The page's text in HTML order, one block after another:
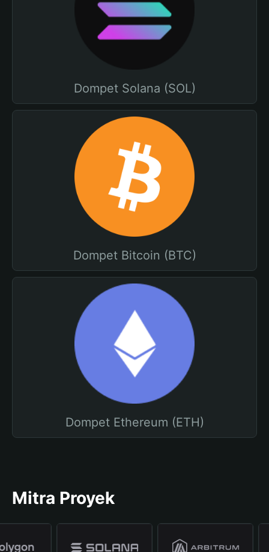
Dompet Solana (SOL)
Dompet Bitcoin (BTC)
Dompet Ethereum (ETH)
Mitra Proyek